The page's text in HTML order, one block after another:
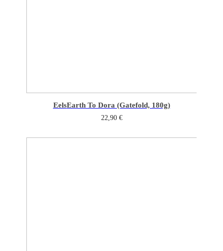
EelsEarth To Dora (Gatefold, 180g)
22,90 €